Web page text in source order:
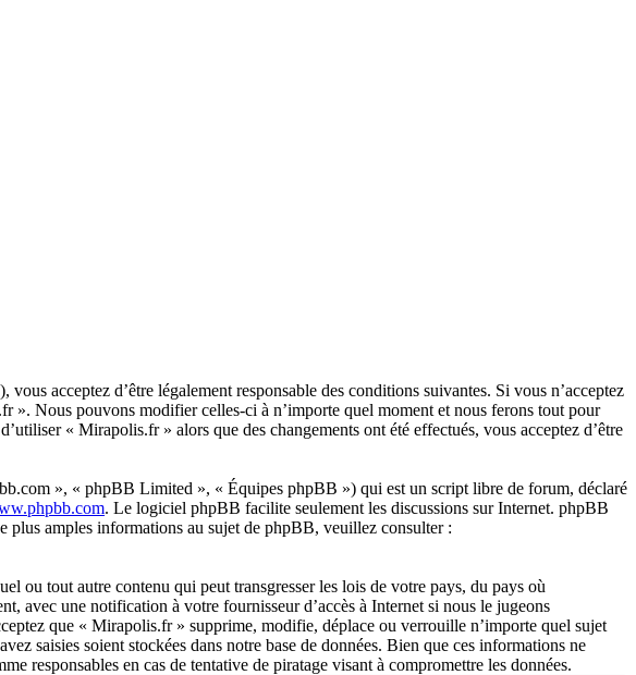
acceptez d’être légalement responsable des conditions suivantes. Si vous n’acceptez
». Nous pouvons modifier celles-ci à n’importe quel moment et nous ferons tout pour
« Mirapolis.fr » alors que des changements ont été effectués, vous acceptez d’être
», « phpBB Limited », « Équipes phpBB ») qui est un script libre de forum, déclaré
. Le logiciel phpBB facilite seulement les discussions sur Internet. phpBB
plus amples informations au sujet de phpBB, veuillez consulter :
ou tout autre contenu qui peut transgresser les lois de votre pays, du pays où
avec une notification à votre fournisseur d’accès à Internet si nous le jugeons
que « Mirapolis.fr » supprime, modifie, déplace ou verrouille n’importe quel sujet
saisies soient stockées dans notre base de données. Bien que ces informations ne
responsables en cas de tentative de piratage visant à compromettre les données.